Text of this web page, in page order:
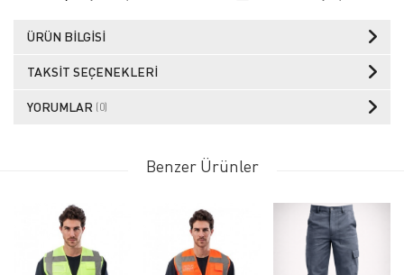
ÜRÜN BILGISI
TAKSIT SEÇENEKLERI
YORUMLAR (0)
Benzer Ürünler